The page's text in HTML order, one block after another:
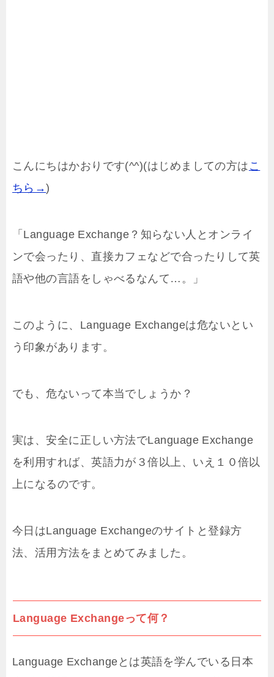
こんにちはかおりです(^^)(はじめましての方は こ
ちら→)
「Language Exchange？知らない人とオンライ
ンで会ったり、直接カフェなどで合ったりして英
語や他の言語をしゃべるなんて…。」
このように、Language Exchangeは危ないとい
う印象があります。
でも、危ないって本当でしょうか？
実は、安全に正しい方法でLanguage Exchange
を利用すれば、英語力が３倍以上、いえ１０倍以
上になるのです。
今日はLanguage Exchangeのサイトと登録方
法、活用方法をまとめてみました。
Language Exchangeって何？
Language Exchangeとは英語を学んでいる日本